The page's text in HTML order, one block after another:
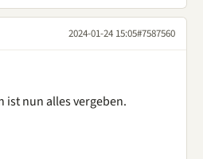
2024-01-24 15:05#7587560
ist nun alles vergeben.